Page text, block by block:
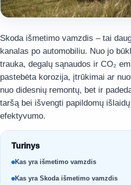
Skoda išmetimo vamzdis – tai
kanalas po automobiliu. Nuo jo
trauka, degalų sąnaudos ir CO₂
pastebėta korozija, įtrūkimai ar
nuo didesnių remontų, bet ir
taršą bei išvengti papildomų
efektyvumo.
Turinys
Kas yra išmetimo vamzdis
Kas yra Skoda išmetimo vamzdis